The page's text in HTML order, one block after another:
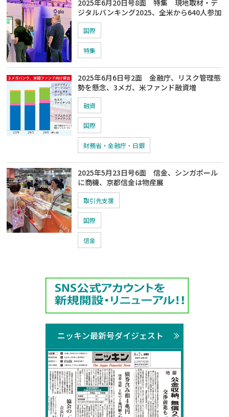
2025年6月20日号8面 特集 現地取材・デ
ジタルバンキング2025、全米から640人参加
国際
特集
2025年6月6日号2面 金融庁、リスク管理態
勢を懸念、3メガ、米ファンド融資増
融資
国際
財務省・金融庁・日銀
2025年5月23日号6面 信金、シンガポール
に商機、京都信金は物産展
取引先支援
国際
信金
ニッキン最新号ダイジェスト